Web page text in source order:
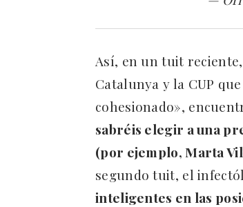
Así, en un tuit
Catalunya y la CUP
cohesionado»,
sabréis elegir a una
(por ejemplo, Marta
segundo tuit, el
inteligentes en las